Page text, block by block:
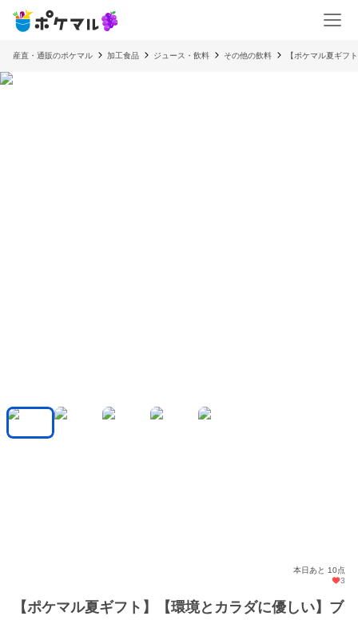
産直・通販のポケマル 加工食品 ジュース・飲料 その他の飲料 【ポケマル夏ギフ
本日あと 10点
3
【ポケマル夏ギフト】【環境とカラダに優しい】ブ